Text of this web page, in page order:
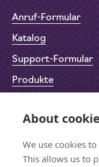
Anruf-Formular
Katalog
Support-Formular
Produkte
Datenschutz
Impressum
About
We use cookies
This allows us to